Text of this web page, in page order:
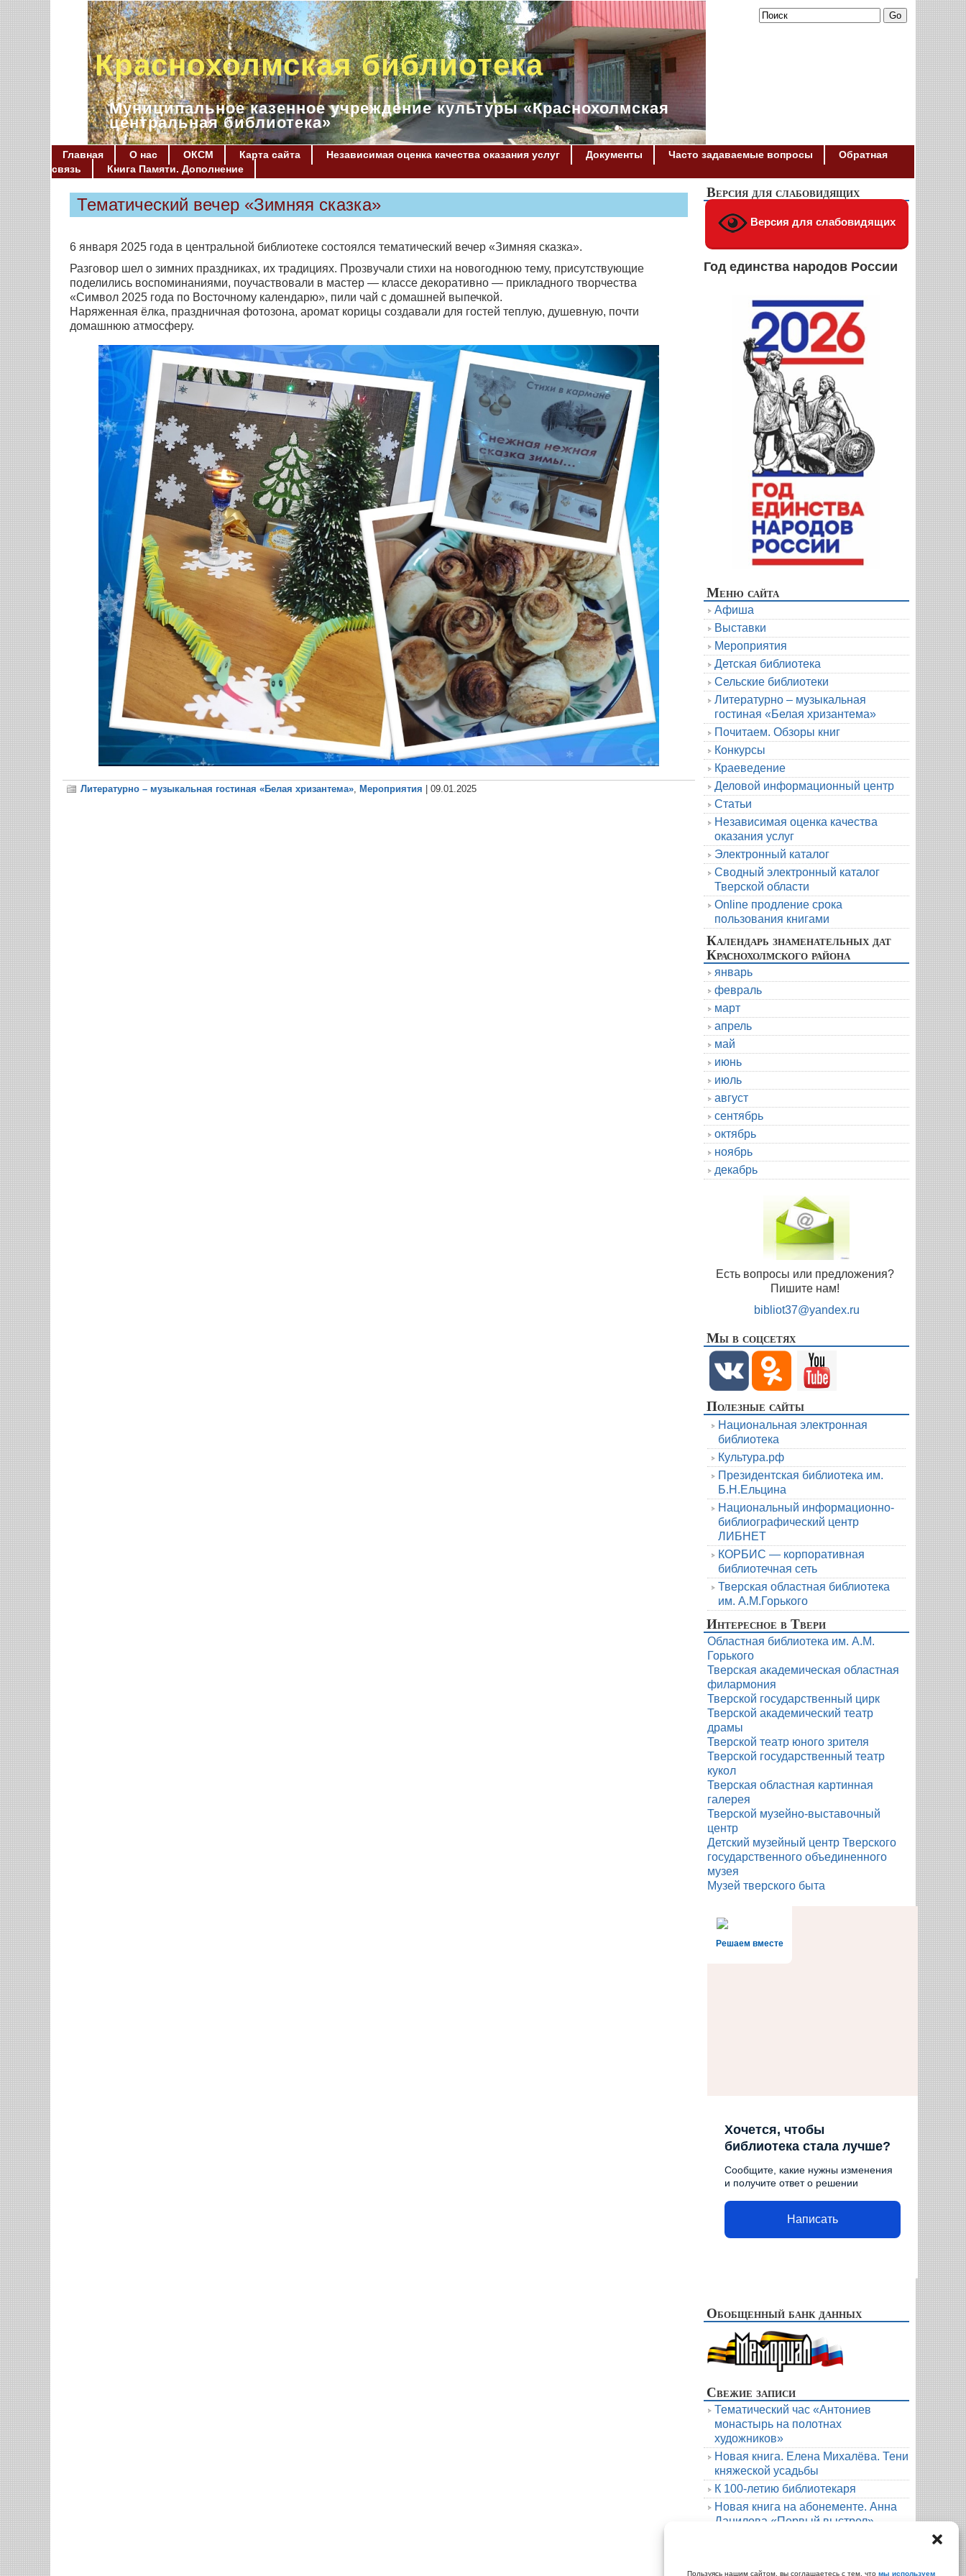
Пользуясь нашим сайтом, вы соглашаетесь с тем, что мы используем
Краснохолмская библиотека
Муниципальное казенное учреждение культуры «Краснохолмская
центральная библиотека»
Главная О нас ОКСМ Карта сайта Независимая оценка качества оказания услуг Документы Часто задаваемые вопросы
Обратная
связь
Книга Памяти. Дополнение
Тематический вечер «Зимняя сказка»
6 января 2025 года в центральной библиотеке состоялся тематический вечер «Зимняя сказка».
Разговор шел о зимних праздниках, их традициях. Прозвучали стихи на новогоднюю тему, присутствующие
поделились воспоминаниями, поучаствовали в мастер — классе декоративно — прикладного творчества
«Символ 2025 года по Восточному календарю», пили чай с домашней выпечкой.
Наряженная ёлка, праздничная фотозона, аромат корицы создавали для гостей теплую, душевную, почти
домашнюю атмосферу.
Литературно – музыкальная гостиная «Белая хризантема», Мероприятия | 09.01.2025
Версия для слабовидящих
Версия для слабовидящих
Год единства народов России
Меню сайта
Афиша
Выставки
Мероприятия
Детская библиотека
Сельские библиотеки
Литературно – музыкальная
гостиная «Белая хризантема»
Почитаем. Обзоры книг
Конкурсы
Краеведение
Деловой информационный центр
Статьи
Независимая оценка качества
оказания услуг
Электронный каталог
Сводный электронный каталог
Тверской области
Online продление срока
пользования книгами
Календарь знаменательных дат
Краснохолмского района
январь
февраль
март
апрель
май
июнь
июль
август
сентябрь
октябрь
ноябрь
декабрь
Есть вопросы или предложения?
Пишите нам!
bibliot37@yandex.ru
Мы в соцсетях
Полезные сайты
Национальная электронная
библиотека
Культура.рф
Президентская библиотека им.
Б.Н.Ельцина
Национальный информационно-
библиографический центр
ЛИБНЕТ
КОРБИС — корпоративная
библиотечная сеть
Тверская областная библиотека
им. А.М.Горького
Интересное в Твери
Областная библиотека им. А.М.
Горького
Тверская академическая областная
филармония
Тверской государственный цирк
Тверской академический театр
драмы
Тверской театр юного зрителя
Тверской государственный театр
кукол
Тверская областная картинная
галерея
Тверской музейно-выставочный
центр
Детский музейный центр Тверского
государственного объединенного
музея
Музей тверского быта
Решаем вместе
Хочется, чтобы
библиотека стала лучше?
Сообщите, какие нужны изменения
и получите ответ о решении
Написать
Обобщенный банк данных
Свежие записи
Тематический час «Антониев
монастырь на полотнах
художников»
Новая книга. Елена Михалёва. Тени
княжеской усадьбы
К 100-летию библиотекаря
Новая книга на абонементе. Анна
Данилова «Первый выстрел»